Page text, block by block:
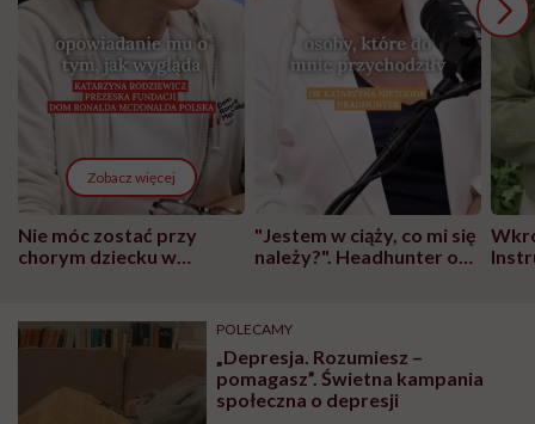
Zobacz więcej
Nie móc zostać przy
chorym dziecku w
może chyba tylko
głupota i brak
"Jestem w ciąży, co mi się
należy?". Headhunter o
pracy
POLECAMY
„Depresja. Rozumiesz –
pomagasz”. Świetna kampania
społeczna o depresji